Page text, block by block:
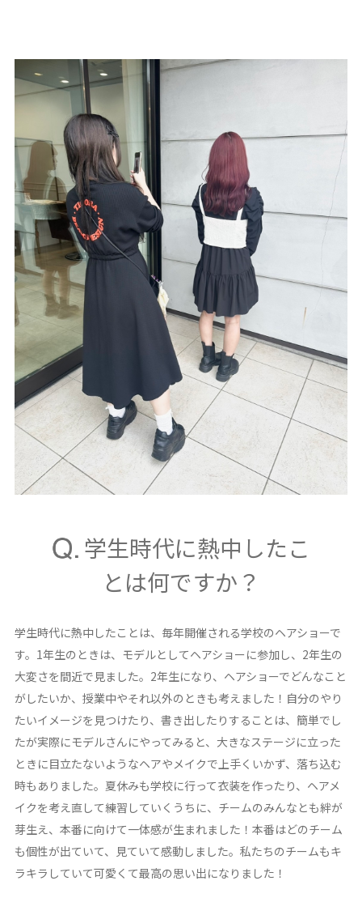
学生時代に熱中したこ
とは何ですか？
学生時代に熱中したことは、毎年開催される学校のヘアショーで
す。1年生のときは、モデルとしてヘアショーに参加し、2年生の
大変さを間近で見ました。2年生になり、ヘアショーでどんなこと
がしたいか、授業中やそれ以外のときも考えました！自分のやり
たいイメージを見つけたり、書き出したりすることは、簡単でし
たが実際にモデルさんにやってみると、大きなステージに立った
ときに目立たないようなヘアやメイクで上手くいかず、落ち込む
時もありました。夏休みも学校に行って衣装を作ったり、ヘアメ
イクを考え直して練習していくうちに、チームのみんなとも絆が
芽生え、本番に向けて一体感が生まれました！本番はどのチーム
も個性が出ていて、見ていて感動しました。私たちのチームもキ
ラキラしていて可愛くて最高の思い出になりました！